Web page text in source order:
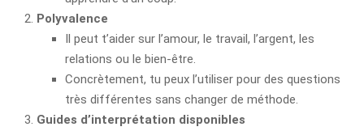
Polyvalence
Il peut t’aider sur l’amour, le travail, l’argent, les
relations ou le bien-être.
Concrètement, tu peux l’utiliser pour des questions
très différentes sans changer de méthode.
Guides d’interprétation disponibles